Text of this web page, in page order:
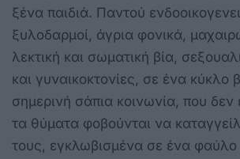
ξένα παιδιά. Παντού
ξυλοδαρμοί, άγρια φονικά,
λεκτική και σωματική βία,
και γυναικοκτονίες, σε ένα κύκλο
σημερινή σάπια κοινωνία, που δεν
τα θύματα φοβούνται να
τους, εγκλωβισμένα σε ένα φαύλο